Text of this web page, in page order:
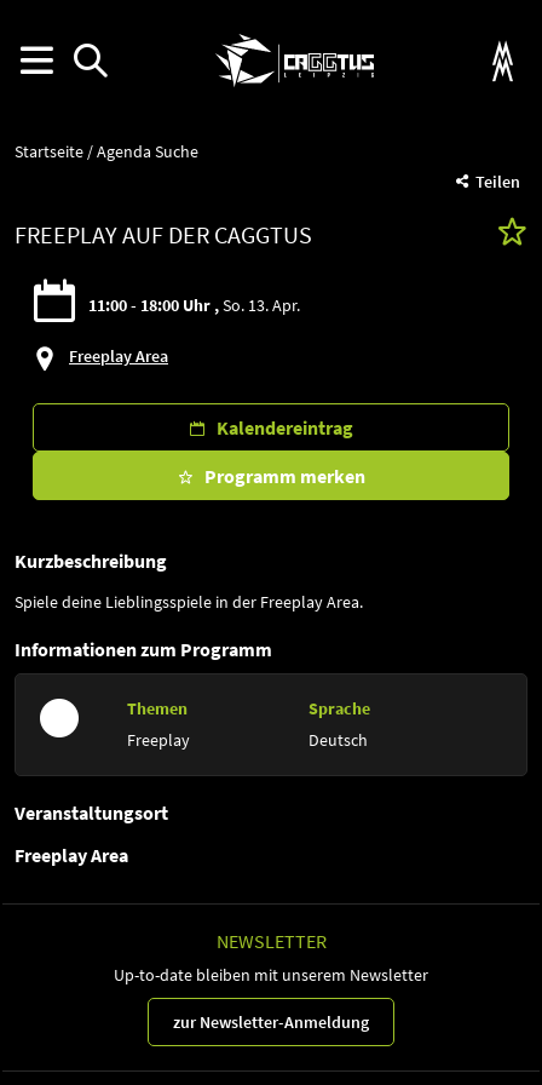
Startseite
Agenda Suche
Teilen
FREEPLAY AUF DER CAGGTUS
11:00 - 18:00 Uhr So. 13. Apr.
Freeplay Area
Kalendereintrag
Programm merken
Kurzbeschreibung
Spiele deine Lieblingsspiele in der Freeplay Area.
Informationen zum Programm
Themen
Freeplay
Sprache
Deutsch
Veranstaltungsort
Freeplay Area
NEWSLETTER
Up-to-date bleiben mit unserem Newsletter
zur Newsletter-Anmeldung